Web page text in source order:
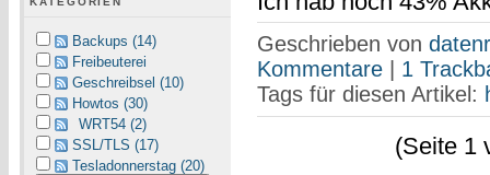
Backups (14)
Freibeuterei
Geschreibsel (10)
Howtos (30)
WRT54 (2)
SSL/TLS (17)
Tesladonnerstag (20)
Geschrieben von
Kommentare| 1
Tags für diesen Artikel:
(Seite 1